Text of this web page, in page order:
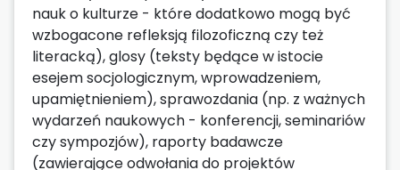
nauk o kulturze - które dodatkowo mogą być
wzbogacone refleksją filozoficzną czy też
literacką), glosy (teksty będące w istocie
esejem socjologicznym, wprowadzeniem,
upamiętnieniem), sprawozdania (np. z ważnych
wydarzeń naukowych - konferencji, seminariów
czy sympozjów), raporty badawcze
(zawierające odwołania do projektów